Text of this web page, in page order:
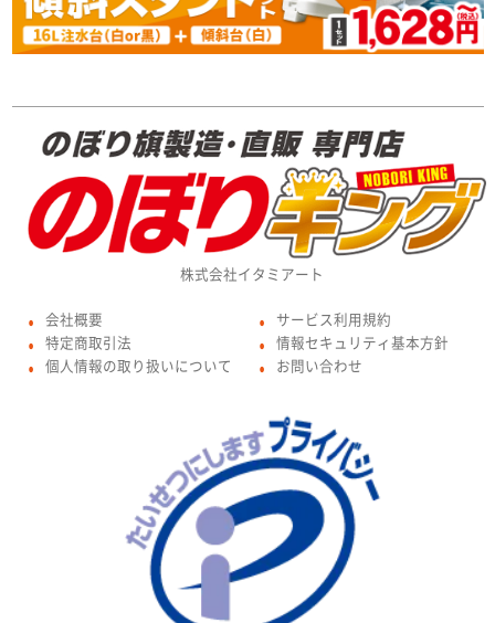
株式会社イタミアート
● 会社概要
● 特定商取引法
● 個人情報の取り扱いについて
● サービス利用規約
● 情報セキュリティ基本方針
● お問い合わせ